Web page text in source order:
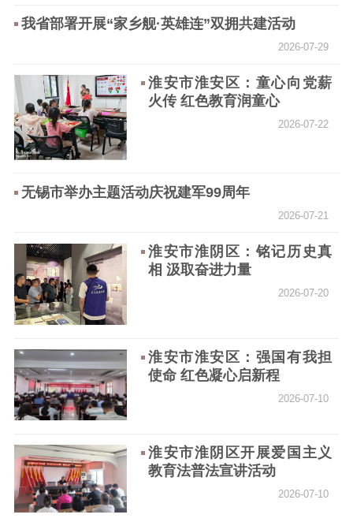
文明创建 文明实践
文明培育
社会宣传
思想政治教育
红色资源保护利
新闻出版
扫黄打非
电影创作
机关党建
党建要闻
紫金人才 职称评审
我省部署开展“家乡舰·英雄连”双拥共建活动
2026-07-29
淮安市淮安区：童心向党薪
火传 红色教育润童心
2026-07-22
无锡市举办主题活动庆祝建军99周年
2026-07-21
淮安市淮阴区：铭记历史真
相 汲取奋进力量
2026-07-20
淮安市淮安区：强国有我担
使命 红色凝心启新程
2026-07-10
淮安市淮阴区开展爱国主义
教育法普法宣讲活动
2026-07-10